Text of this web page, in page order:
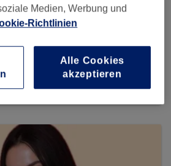
München, Unterschleißheim
Medien, Werbung und
Richtlinien
Alle Cookies
akzeptieren